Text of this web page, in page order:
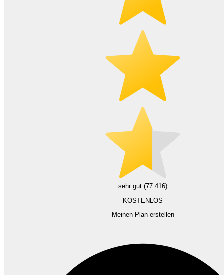
sehr gut (77.416)
KOSTENLOS
Meinen Plan erstellen